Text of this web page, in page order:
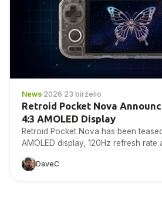
News·2026 23 birželio
Retroid Pocket Nova
4:3 AMOLED Display
Retroid Pocket Nova has been
AMOLED display, 120Hz refresh rate
DaveC